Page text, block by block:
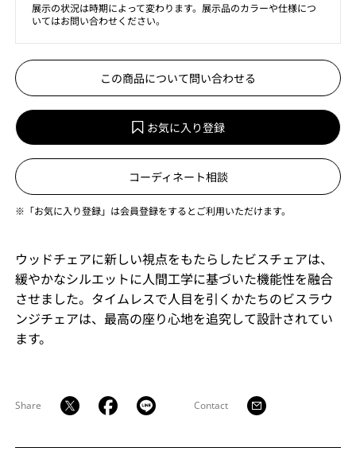
展示の状況は時期によって変わります。展示品のカラーや仕様につ
いてはお問い合わせください。
この商品について問い合わせる
お気に入り登録
コーディネート相談
※「お気に入り登録」は会員登録をするとご利用いただけます。
ウッドチェアに新しい視点をもたらしたビスチェアは、
緩やかなシルエットに人間工学に基づいた機能性を融合
させました。タイムレスで人目を引くかたちのビスラウ
ンジチェアは、最高の座り心地を追究して設計されてい
ます。
Share Contact